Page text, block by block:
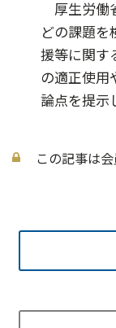
厚生労働
どの課題
援等に関す
の適正使用
論点を提示
この記事は